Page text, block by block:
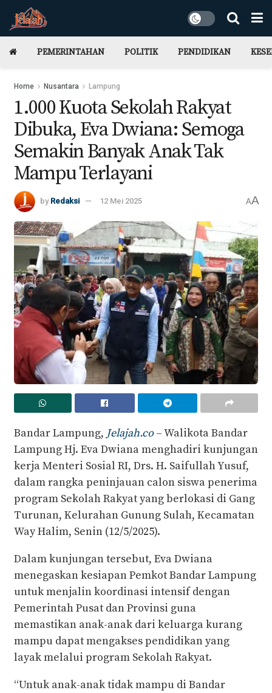
PEMERINTAHAN POLITIK PENDIDIKAN
Home Nusantara Lampung
1.000 Kuota Sekolah Rakyat
Dibuka, Eva Dwiana: Semoga
Semakin Banyak Anak Tak
Mampu Terlayani
by Redaksi 12 Mei 2025 AA
Bandar Lampung, Jelajah.co– Walikota Bandar
Lampung Hj. Eva Dwiana menghadiri kunjungan
kerja Menteri Sosial RI, Drs. H. Saifullah Yusuf,
dalam rangka peninjauan calon siswa penerima
program Sekolah Rakyat yang berlokasi di Gang
Turunan, Kelurahan Gunung Sulah, Kecamatan
Way Halim, Senin (12/5/2025).
Dalam kunjungan tersebut, Eva Dwiana
menegaskan kesiapan Pemkot Bandar Lampung
untuk menjalin koordinasi intensif dengan
Pemerintah Pusat dan Provinsi guna
memastikan anak-anak dari keluarga kurang
mampu dapat mengakses pendidikan yang
layak melalui program Sekolah Rakyat.
“Untuk anak-anak tidak mampu di Bandar